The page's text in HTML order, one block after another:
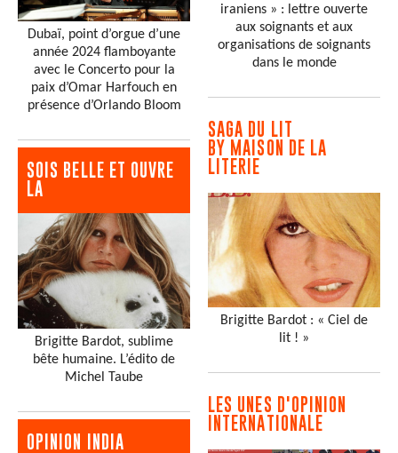
Dubaï, point d’orgue d’une
année 2024 flamboyante
avec le Concerto pour la
paix d’Omar Harfouch en
présence d’Orlando Bloom
SOIS BELLE ET OUVRE
LA
Brigitte Bardot, sublime
bête humaine. L’édito de
Michel Taube
OPINION INDIA
iraniens » : lettre ouverte
aux soignants et aux
organisations de soignants
dans le monde
SAGA DU LIT
BY MAISON DE LA
LITERIE
Brigitte Bardot : « Ciel de
lit ! »
LES UNES D'OPINION
INTERNATIONALE